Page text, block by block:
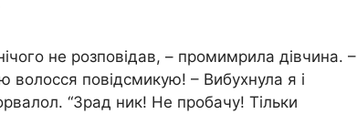
не розповідав, – промимрила дівчина. –
волосся повідсмикую! – Вибухнула я і
“Зрад ник! Не пробачу! Тільки